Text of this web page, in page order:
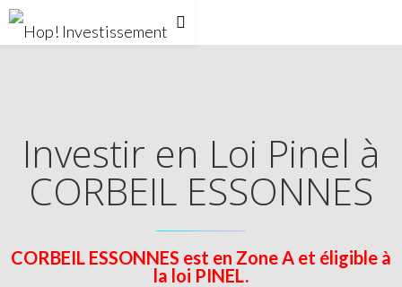
Investir en Loi Pinel à
CORBEIL ESSONNES
CORBEIL ESSONNES est en Zone A et éligible à
la loi PINEL.